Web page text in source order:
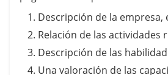
Descripción de la
Relación de las
Descripción de las
Una valoración de las